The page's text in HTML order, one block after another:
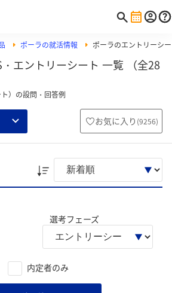
ポーラの就活情報 ポーラのエントリーシ
エントリーシート 一覧 （全28
）の設問・回答例
お気に入り (9256)
選考フェーズ
内定者のみ